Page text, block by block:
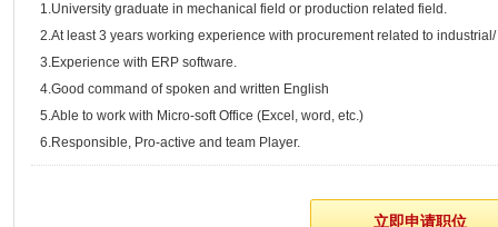
1.University graduate in mechanical field or production related field.
2.At least 3 years working experience with procurement related to
3.Experience with ERP software.
4.Good command of spoken and written English
5.Able to work with Micro-soft Office (Excel, word, etc.)
6.Responsible, Pro-active and team Player.